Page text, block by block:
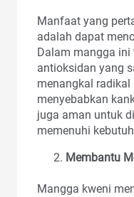
Manfaat yang
adalah dapat
Dalam mangga ini
antioksidan yang
menangkal radikal
menyebabkan
juga aman untuk
memenuhi
Membantu
Mangga kweni